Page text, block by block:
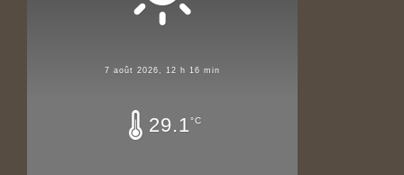
7 août 2026, 12 h 16 min
29.1°C